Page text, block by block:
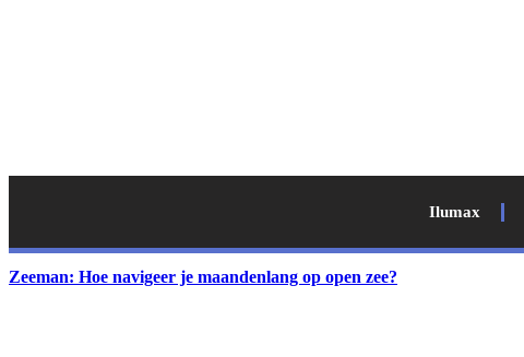
Ilumax
Zeeman: Hoe navigeer je maandenlang op open zee?